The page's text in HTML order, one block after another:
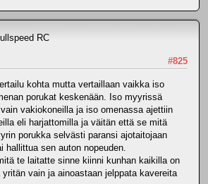
RC
#825
kohta mutta vertaillaan vaikka iso
porukat keskenään. Iso myyrissä
vakiokoneilla ja iso omenassa ajettiin
eli harjattomilla ja väitän että se mitä
porukka selvästi paransi ajotaitojaan
hallittua sen auton nopeuden.
te laitatte sinne kiinni kunhan kaikilla on
vain ja ainoastaan jelppata kavereita